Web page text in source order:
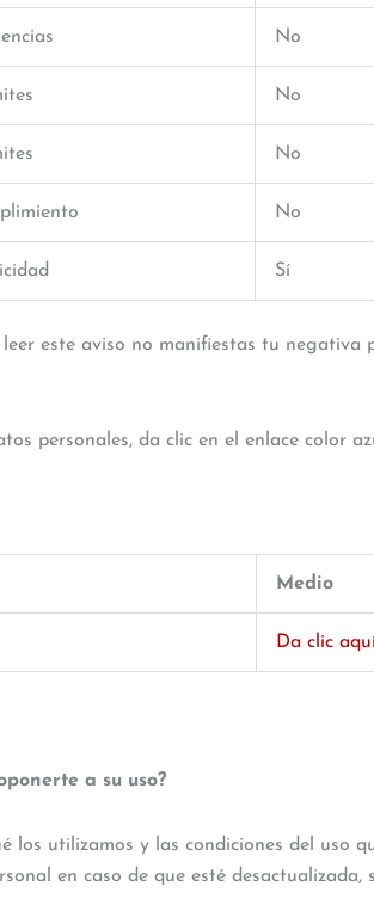
No
No
No
No
Sí
este aviso no manifiestas tu negativa
personales, da clic en el enlace color
Medio
Da clic
a su uso?
los utilizamos y las condiciones del uso
en caso de que esté desactualizada,